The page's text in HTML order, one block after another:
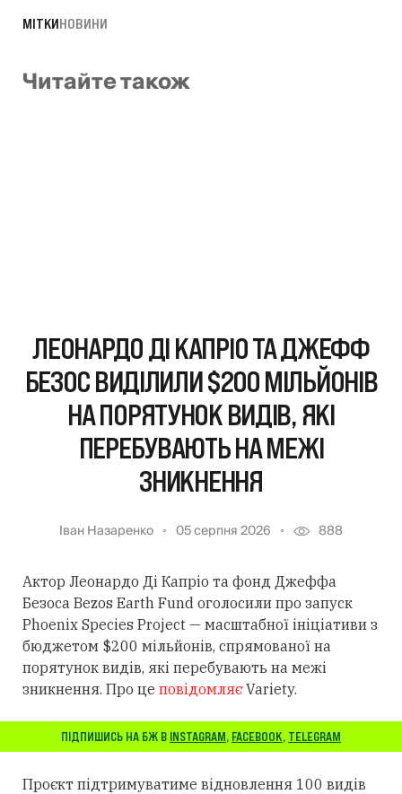
МІТКИНОВИНИ
Читайте також
ЛЕОНАРДО ДІ КАПРІО ТА ДЖЕФФ
БЕЗОС ВИДІЛИЛИ $200 МІЛЬЙОНІВ
НА ПОРЯТУНОК ВИДІВ, ЯКІ
ПЕРЕБУВАЮТЬ НА МЕЖІ
ЗНИКНЕННЯ
Іван Назаренко 05 серпня 2026 888
Актор Леонардо Ді Капріо та фонд Джеффа
Безоса Bezos Earth Fund оголосили про запуск
Phoenix Species Project — масштабної ініціативи з
бюджетом $200 мільйонів, спрямованої на
порятунок видів, які перебувають на межі
зникнення. Про це повідомляєVariety.
ПІДПИШИСЬ НА БЖ В INSTAGRAM, FACEBOOK, TELEGRAM
Проєкт підтримуватиме відновлення 100 видів